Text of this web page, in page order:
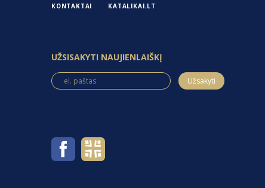
KONTAKTAI KATALIKAI.LT
UŽSISAKYTI NAUJIENLAIŠKĮ